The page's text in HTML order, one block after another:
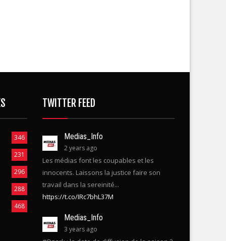
346
231
296
288
468
TWITTER FEED
Medias_Info
2 years ago
Les médias font les coupables et les
innocents. Laissons la justice faire son
travail dans la sereinité...
https://t.co/IRc7bhL37M
Medias_Info
3 years ago